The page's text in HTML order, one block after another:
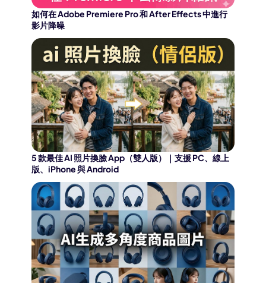
如何在 Adobe Premiere Pro 和 After Effects 中進行
影片降噪
5 款最佳 AI 照片換臉 App（雙人版）｜支援 PC、線上
版、iPhone 與 Android